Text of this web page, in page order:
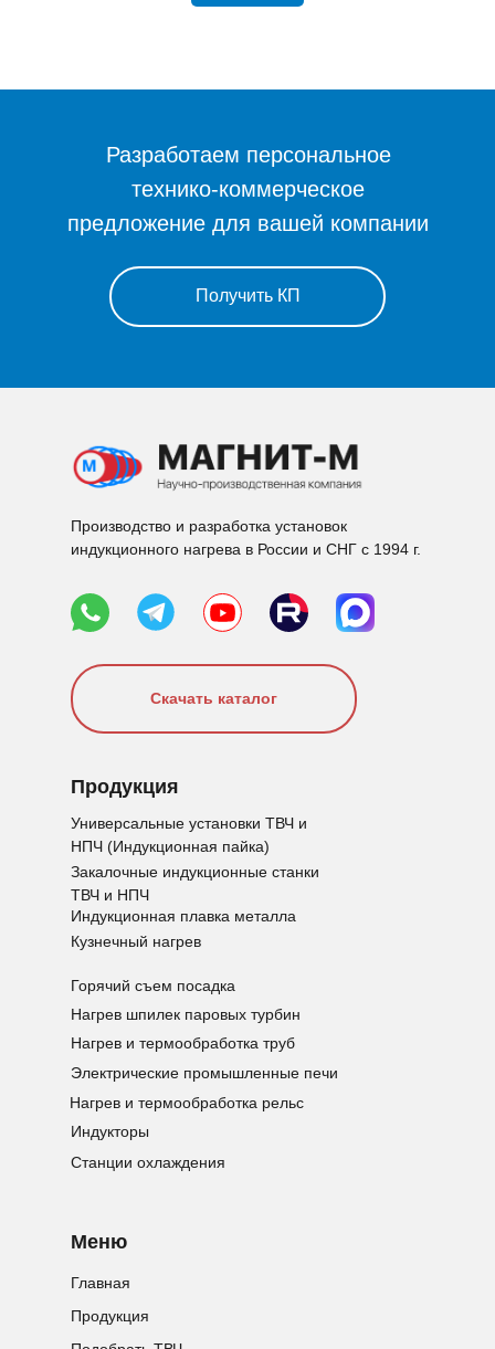
Разработаем персональное
технико-коммерческое
предложение для вашей компании
Получить КП
Производство и разработка установок
индукционного нагрева в России и СНГ с 1994 г.
Скачать каталог
Продукция
Универсальные установки ТВЧ и
НПЧ (Индукционная пайка)
Закалочные индукционные станки
ТВЧ и НПЧ
Индукционная плавка металла
Кузнечный нагрев
Индукторы
Станции охлаждения
Горячий съем посадка
Нагрев шпилек паровых турбин
Нагрев и термообработка труб
Электрические промышленные печи
Нагрев и термообработка рельс
Меню
Главная
Продукция